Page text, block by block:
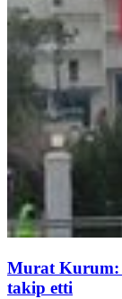
Murat Kurum:
takip etti